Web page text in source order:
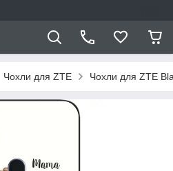
Чохли для ZTE Чохли для ZTE